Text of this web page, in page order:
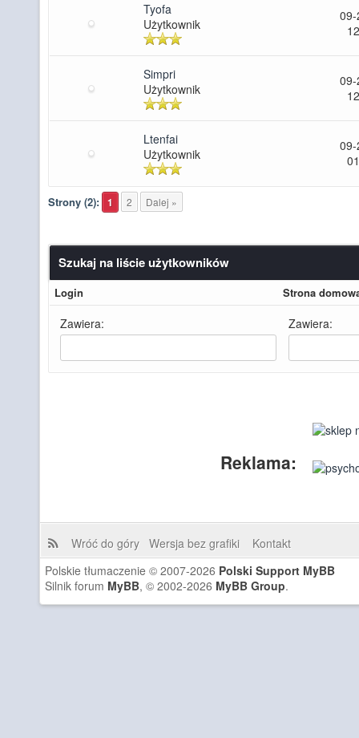
Tyofa
Użytkownik
Simpri
Użytkownik
Ltenfai
Użytkownik
Strony (2): 1 2 Dalej »
Szukaj na liście użytkowników
Login Strona
Zawiera: Zawiera:
Reklama:
Wróć do góry Wersja bez grafiki
Kontakt
Polskie tłumaczenie © 2007-2026 Polski Support MyBB
Silnik forum MyBB, © 2002-2026 MyBB Group.